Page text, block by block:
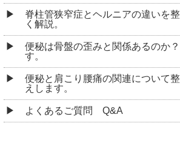
脊柱管狭窄症とヘルニアの違いを
く解説。
便秘は骨盤の歪みと関係あるのか
す。
便秘と肩こり腰痛の関連について
えします。
よくあるご質問 Q&A